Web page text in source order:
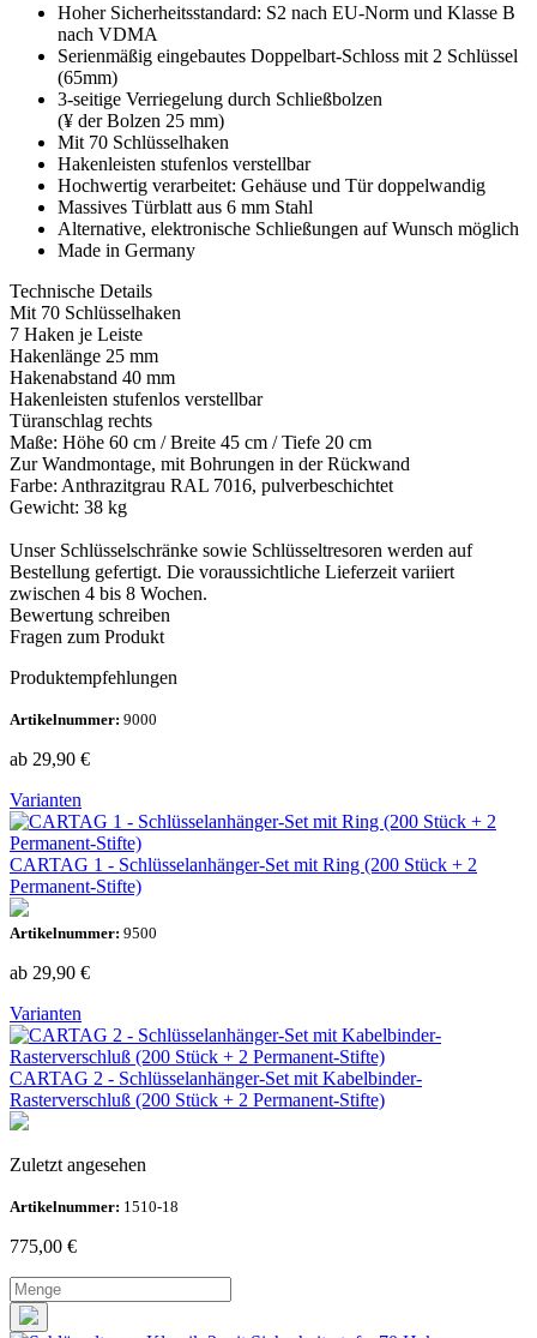
Hoher Sicherheitsstandard: S2 nach EU-Norm und Klasse B
nach VDMA
Serienmäßig eingebautes Doppelbart-Schloss mit 2 Schlüssel
(65mm)
3-seitige Verriegelung durch Schließbolzen
(¥ der Bolzen 25 mm)
Mit 70 Schlüsselhaken
Hakenleisten stufenlos verstellbar
Hochwertig verarbeitet: Gehäuse und Tür doppelwandig
Massives Türblatt aus 6 mm Stahl
Alternative, elektronische Schließungen auf Wunsch möglich
Made in Germany
Technische Details
Mit 70 Schlüsselhaken
7 Haken je Leiste
Hakenlänge 25 mm
Hakenabstand 40 mm
Hakenleisten stufenlos verstellbar
Türanschlag rechts
Maße: Höhe 60 cm / Breite 45 cm / Tiefe 20 cm
Zur Wandmontage, mit Bohrungen in der Rückwand
Farbe: Anthrazitgrau RAL 7016, pulverbeschichtet
Gewicht: 38 kg
Unser Schlüsselschränke sowie Schlüsseltresoren werden auf
Bestellung gefertigt. Die voraussichtliche Lieferzeit variiert
zwischen 4 bis 8 Wochen.
Bewertung schreiben
Fragen zum Produkt
Produktempfehlungen
Artikelnummer: 9000
ab 29,90 €
Varianten
CARTAG 1 - Schlüsselanhänger-Set mit Ring (200 Stück + 2
Permanent-Stifte)
Artikelnummer: 9500
ab 29,90 €
Varianten
CARTAG 2 - Schlüsselanhänger-Set mit Kabelbinder-
Rasterverschluß (200 Stück + 2 Permanent-Stifte)
Zuletzt angesehen
Artikelnummer: 1510-18
775,00 €